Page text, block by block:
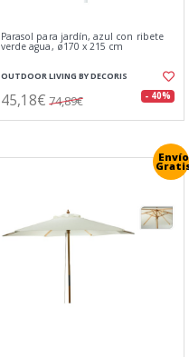
Parasol para jardín, azul con ribete
verde agua, ø170 x 215 cm
OUTDOOR LIVING BY DECORIS
45,18€ 74,89€ - 40%
Envío